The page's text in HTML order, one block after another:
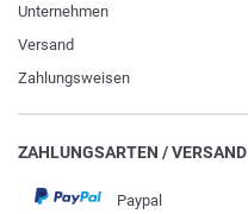
Unternehmen
Versand
Zahlungsweisen
ZAHLUNGSARTEN / VERSAND
Paypal